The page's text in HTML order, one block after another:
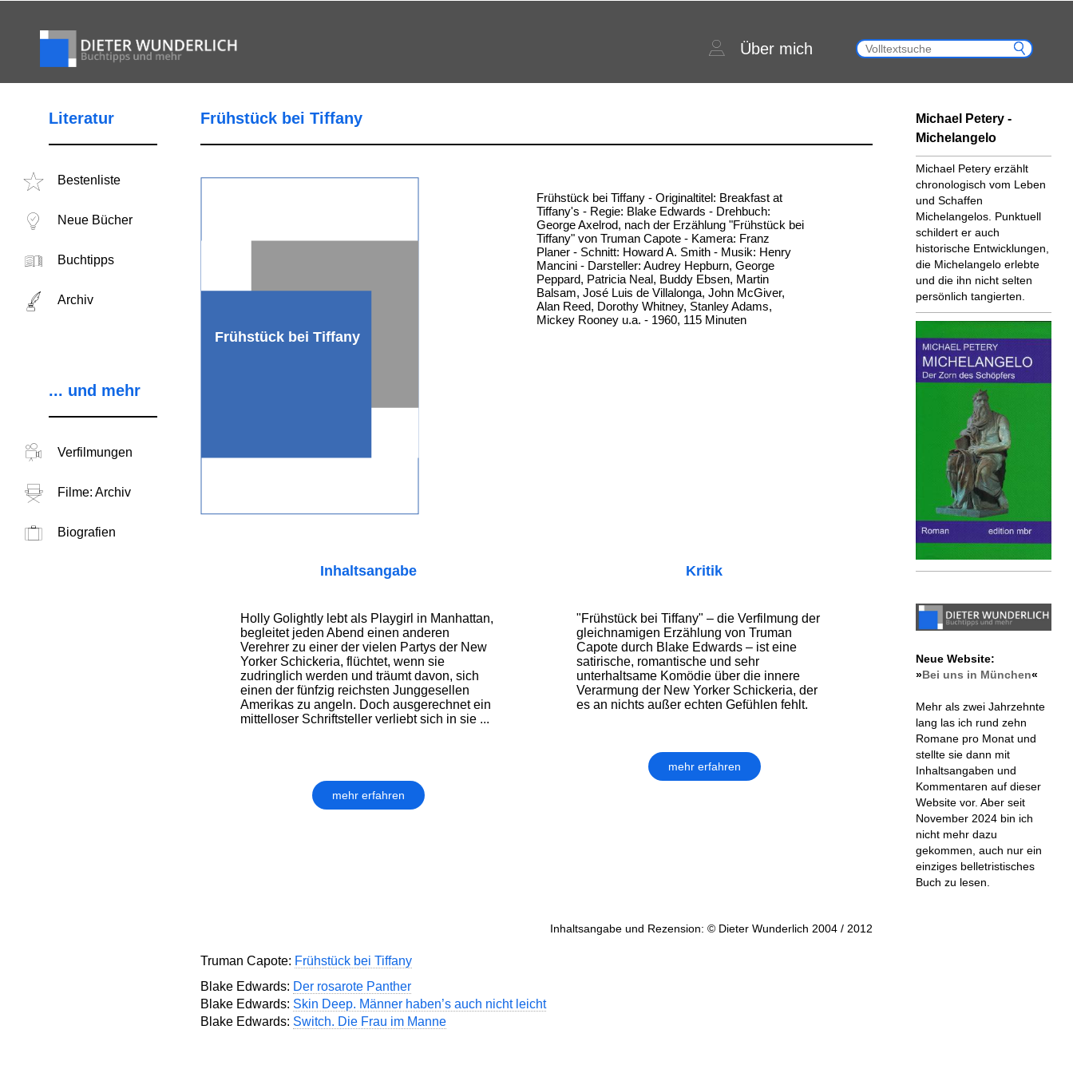
Über mich
Literatur
Bestenliste
Neue Bücher
Buchtipps
Archiv
... und mehr
Verfilmungen
Filme: Archiv
Biografien
Frühstück bei Tiffany
Frühstück bei Tiffany
Frühstück bei Tiffany - Originaltitel: Breakfast at
Tiffany's - Regie: Blake Edwards - Drehbuch:
George Axelrod, nach der Erzählung "Frühstück bei
Tiffany" von Truman Capote - Kamera: Franz
Planer - Schnitt: Howard A. Smith - Musik: Henry
Mancini - Darsteller: Audrey Hepburn, George
Peppard, Patricia Neal, Buddy Ebsen, Martin
Balsam, José Luis de Villalonga, John McGiver,
Alan Reed, Dorothy Whitney, Stanley Adams,
Mickey Rooney u.a. - 1960, 115 Minuten
Inhaltsangabe
Holly Golightly lebt als Playgirl in Manhattan,
begleitet jeden Abend einen anderen
Verehrer zu einer der vielen Partys der New
Yorker Schickeria, flüchtet, wenn sie
zudringlich werden und träumt davon, sich
einen der fünfzig reichsten Junggesellen
Amerikas zu angeln. Doch ausgerechnet ein
mittelloser Schriftsteller verliebt sich in sie ...
mehr erfahren
Kritik
"Frühstück bei Tiffany" – die Verfilmung der
gleichnamigen Erzählung von Truman
Capote durch Blake Edwards – ist eine
satirische, romantische und sehr
unterhaltsame Komödie über die innere
Verarmung der New Yorker Schickeria, der
es an nichts außer echten Gefühlen fehlt.
mehr erfahren
Inhaltsangabe und Rezension: © Dieter Wunderlich 2004 / 2012
Truman Capote: Frühstück bei Tiffany
Blake Edwards: Der rosarote Panther
Blake Edwards: Skin Deep. Männer haben’s auch nicht leicht
Blake Edwards: Switch. Die Frau im Manne
Michael Petery -
Michelangelo
Michael Petery erzählt
chronologisch vom Leben
und Schaffen
Michelangelos. Punktuell
schildert er auch
historische Entwicklungen,
die Michelangelo erlebte
und die ihn nicht selten
persönlich tangierten.
Neue Website:
»Bei uns in München«
Mehr als zwei Jahrzehnte
lang las ich rund zehn
Romane pro Monat und
stellte sie dann mit
Inhaltsangaben und
Kommentaren auf dieser
Website vor. Aber seit
November 2024 bin ich
nicht mehr dazu
gekommen, auch nur ein
einziges belletristisches
Buch zu lesen.